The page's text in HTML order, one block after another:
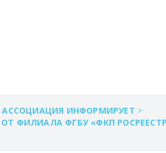
АССОЦИАЦИЯ ИНФОРМИРУЕТ >
ФИЛИАЛА ФГБУ «ФКП